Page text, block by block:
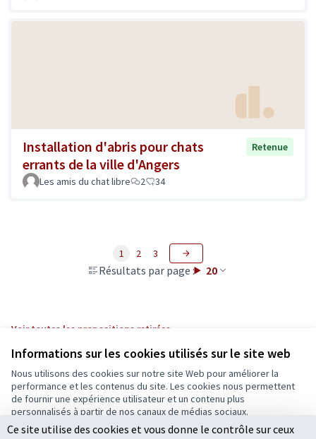
Informations sur les cookies utilisés sur le site web
Nous utilisons des cookies sur notre site Web pour améliorer la
performance et les contenus du site. Les cookies nous permettent
de fournir une expérience utilisateur et un contenu plus
personnalisés à partir de nos canaux de médias sociaux.
Tout accepter
Installation d'abris pour chats
errants de la ville d'Angers
Retenue
Les amis du chat libre 2 34
Résultats par page : 20
1 2 3
Voir toutes les propositions retirées
Conditions d'utilisation
Paramètres des cookies
Ecrivons Angers sur X
(Lien externe)
Ecrivons Angers sur Facebook
(Lien externe)
Ce site utilise des cookies et vous donne le contrôle sur ceux